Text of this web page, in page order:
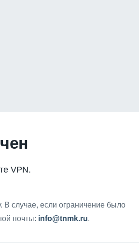
VPN.
В случае, если ограничение было
почты: info@tnmk.ru.